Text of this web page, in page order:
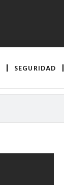
SEGURIDAD